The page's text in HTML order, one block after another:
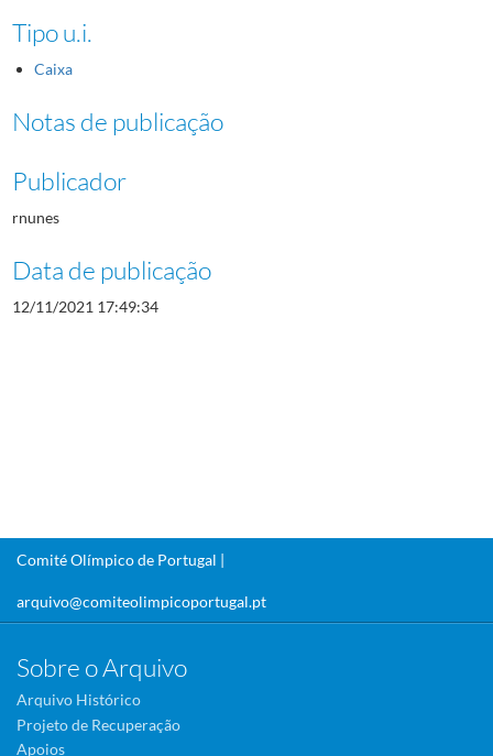
Tipo u.i.
Caixa
Notas de publicação
Publicador
rnunes
Data de publicação
12/11/2021 17:49:34
Comité Olímpico de Portugal |
arquivo@comiteolimpicoportugal.pt
Sobre o Arquivo
Arquivo Histórico
Projeto de Recuperação
Apoios